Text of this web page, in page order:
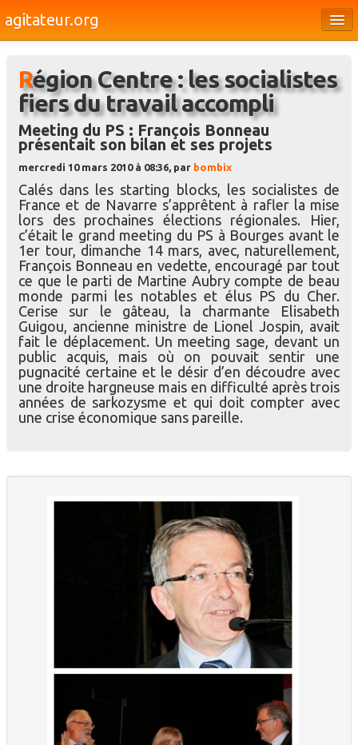
agitateur.org
Bourges & le Cher
Société
Culture
Médias
Dossiers
Brèves
Région Centre : les socialistes
fiers du travail accompli
Meeting du PS : François Bonneau
présentait son bilan et ses projets
mercredi 10 mars 2010 à 08:36, par bombix
Calés dans les starting blocks, les socialistes de
France et de Navarre s’apprêtent à rafler la mise
lors des prochaines élections régionales. Hier,
c’était le grand meeting du PS à Bourges avant le
1er tour, dimanche 14 mars, avec, naturellement,
François Bonneau en vedette, encouragé par tout
ce que le parti de Martine Aubry compte de beau
monde parmi les notables et élus PS du Cher.
Cerise sur le gâteau, la charmante Elisabeth
Guigou, ancienne ministre de Lionel Jospin, avait
fait le déplacement. Un meeting sage, devant un
public acquis, mais où on pouvait sentir une
pugnacité certaine et le désir d’en découdre avec
une droite hargneuse mais en difficulté après trois
années de sarkozysme et qui doit compter avec
une crise économique sans pareille.